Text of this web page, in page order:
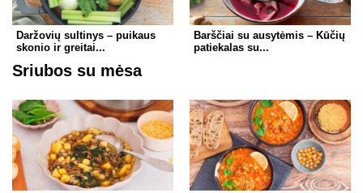
Daržovių sultinys – puikaus
skonio ir greitai...
Barščiai su ausytėmis – Kūčių
patiekalas su...
Sriubos su mėsa